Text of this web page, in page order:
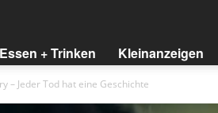
Essen + Trinken Kleinanzeigen
– Jeder Tod hat eine Geschichte